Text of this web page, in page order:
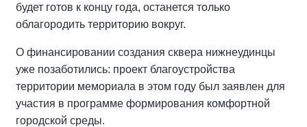
будет готов к концу года, останется только
облагородить территорию вокруг.
О финансировании создания сквера нижнеудинцы
уже позаботились: проект благоустройства
территории мемориала в этом году был заявлен для
участия в программе формирования комфортной
городской среды.